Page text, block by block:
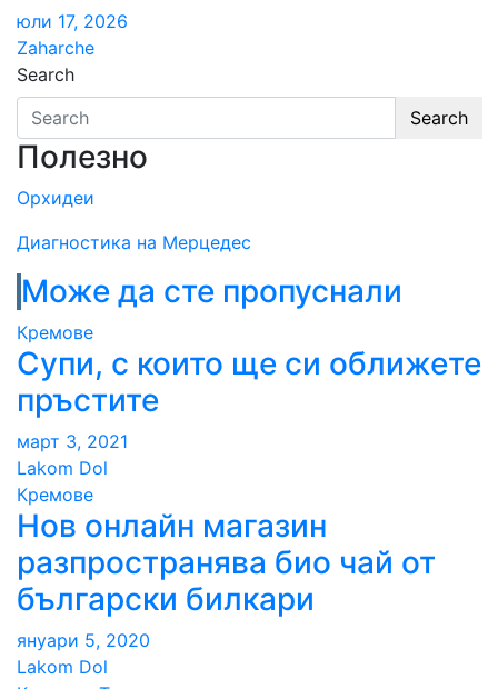
юли 17, 2026
Zaharche
Search
Search
Полезно
Орхидеи
Диагностика на Мерцедес
Може да сте пропуснали
Кремове
Супи, с които ще си оближете
пръстите
март 3, 2021
Lakom Dol
Кремове
Нов онлайн магазин
разпространява био чай от
български билкари
януари 5, 2020
Lakom Dol